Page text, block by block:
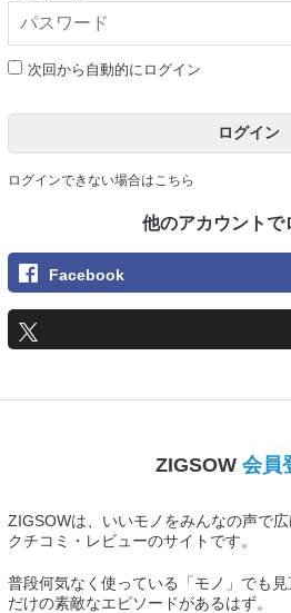
次回から自動的にログイン
ログイン
ログインできない場合はこちら
他のアカウントで
Facebook
ZIGSOW 会員
ZIGSOWは、いいモノをみんなの声で広
クチコミ・レビューのサイトです。
普段何気なく使っている「モノ」でも
だけの素敵なエピソードがあるはず。